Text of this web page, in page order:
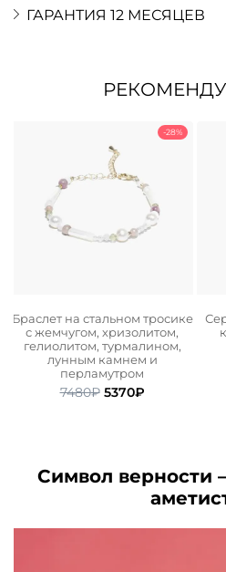
ГАРАНТИЯ 12 МЕСЯЦЕВ
-28%
Браслет на стальном тросике
с жемчугом, хризолитом,
гелиолитом, турмалином,
лунным камнем и
перламутром
7480₽ Первоначальная
5370₽Текущая
Символ верности